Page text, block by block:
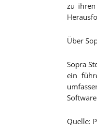
zu ihren
Über
Sopra
ein
Quelle: